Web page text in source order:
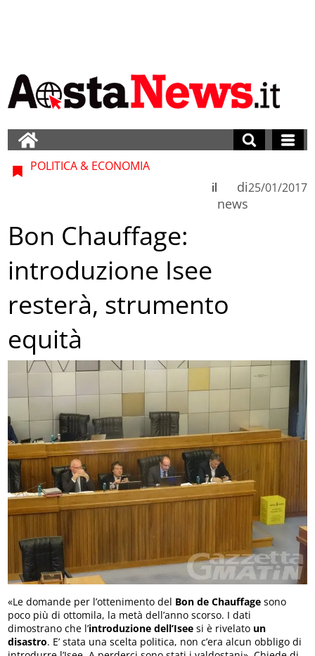
POLITICA & ECONOMIA
di
news
il 25/01/2017
Bon Chauffage:
introduzione Isee
resterà, strumento
equità
«Le domande per l’ottenimento del Bon de Chauffage sono
poco più di ottomila, la metà dell’anno scorso. I dati
dimostrano che l’introduzione dell’Isee si è rivelato un
disastro. E’ stata una scelta politica, non c’era alcun obbligo di